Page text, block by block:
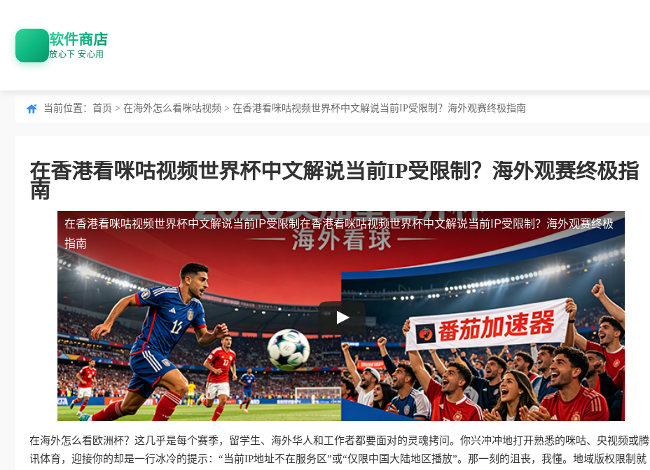
软件商店
放心下 安心用
当前位置： 首页 > 在海外怎么看咪咕视频 > 在香港看咪咕视频世界杯中文解说当前IP受限制？海外观赛终极指南
在香港看咪咕视频世界杯中文解说当前IP受限制？海外观赛终极指
南
在香港看咪咕视频世界杯中文解说当前IP受限制 在香港看咪咕视频世界杯中文解说当前IP受限制？海外观赛终极
指南
在海外怎么看欧洲杯？这几乎是每个赛季，留学生、海外华人和工作者都要面对的灵魂拷问。你兴冲冲地打开熟悉的咪咕、央视频或腾
讯体育，迎接你的却是一行冰冷的提示：“当前IP地址不在服务区”或“仅限中国大陆地区播放”。那一刻的沮丧，我懂。地域版权限制就